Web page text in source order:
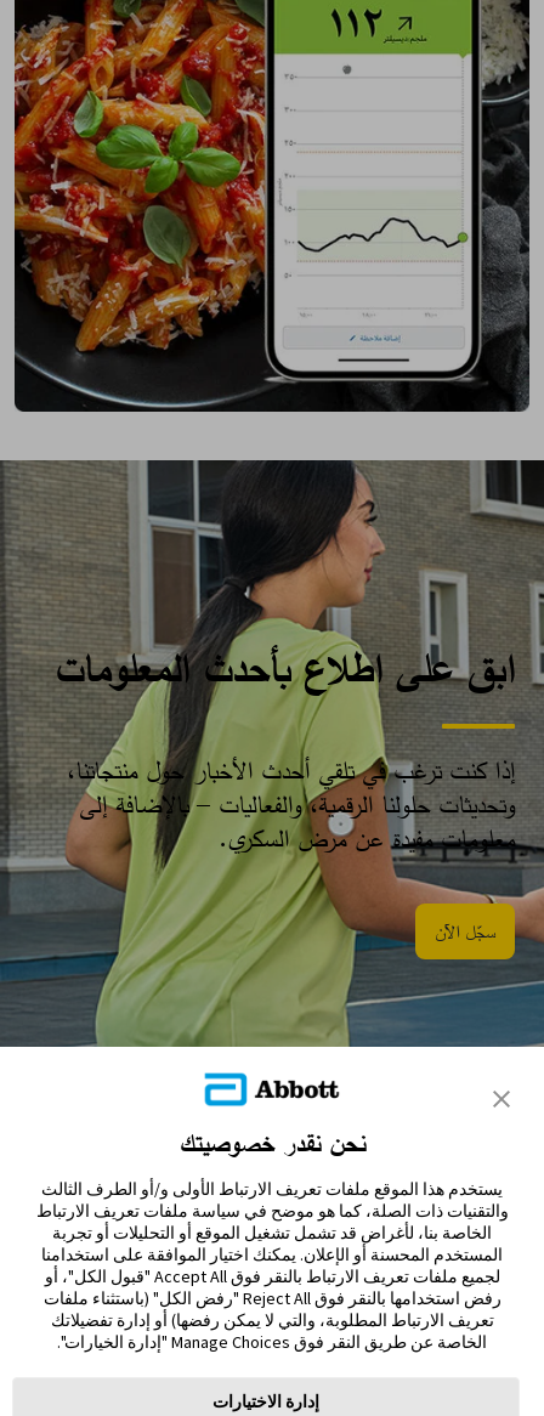
ابق على اطلاع بأحدث المعلومات
إذا كنت ترغب في تلقي أحدث الأخبار حول منتجاتنا،
وتحديثات حلولنا الرقمية، والفعاليات – بالإضافة إلى
معلومات مفيدة عن مرض السكري.​
سجّل الآن​
إخلاء المسؤولية والمراجع
خريطة الموقع
نحن نقدر خصوصيتك
يستخدم هذا الموقع ملفات تعريف الارتباط الأولى و/أو الطرف الثالث
والتقنيات ذات الصلة، كما هو موضح في سياسة ملفات تعريف الارتباط
الخاصة بنا، لأغراض قد تشمل تشغيل الموقع أو التحليلات أو تجربة
المستخدم المحسنة أو الإعلان. يمكنك اختيار الموافقة على استخدامنا
لجميع ملفات تعريف الارتباط بالنقر فوق Accept All "قبول الكل"، أو
رفض استخدامها بالنقر فوق Reject All "رفض الكل" (باستثناء ملفات
تعريف الارتباط المطلوبة، والتي لا يمكن رفضها) أو إدارة تفضيلاتك
الخاصة عن طريق النقر فوق Manage Choices "إدارة الخيارات".
إدارة الاختيارات